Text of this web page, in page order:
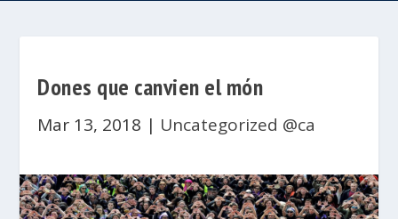
Dones que canvien el món
Mar 13, 2018 | Uncategorized @ca